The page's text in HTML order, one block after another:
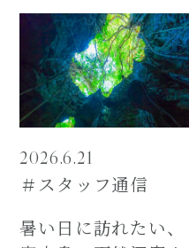
2026.6.21
＃スタッフ通信
暑い日に訪れたい、